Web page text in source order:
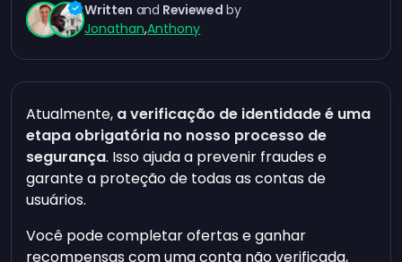
Written and Reviewed by
Jonathan,Anthony
Atualmente, a verificação de identidade é uma
etapa obrigatória no nosso processo de
segurança. Isso ajuda a prevenir fraudes e
garante a proteção de todas as contas de
usuários.
Você pode completar ofertas e ganhar
recompensas com uma conta não verificada,